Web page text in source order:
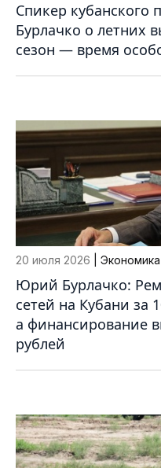
Спикер кубанского
Бурлачко о летних
сезон — время
20 июля 2026 | Экономика
Юрий Бурлачко:
сетей на Кубани за
а финансирование
рублей